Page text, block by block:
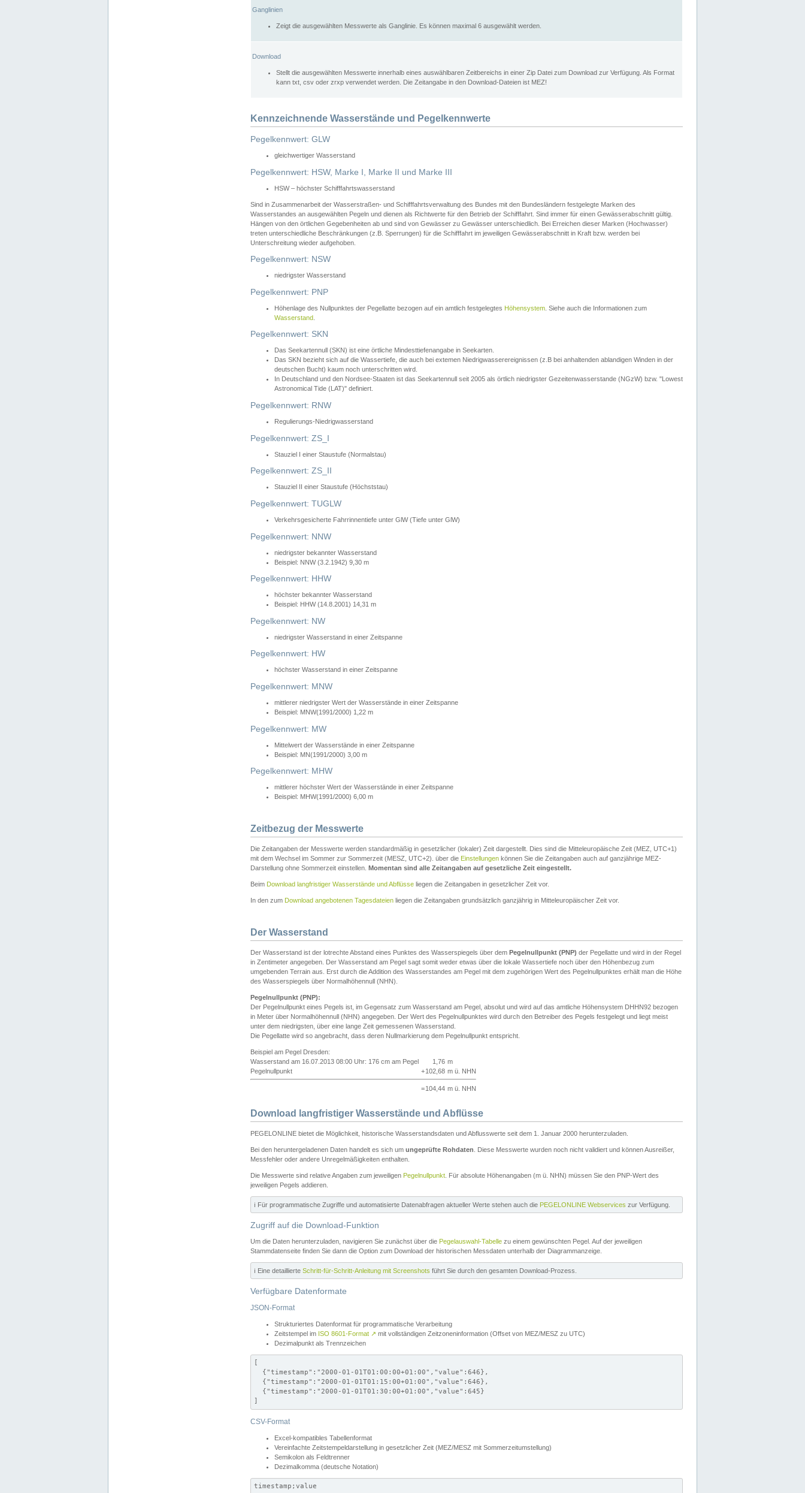
Ganglinien
Zeigt die ausgewählten Messwerte als Ganglinie. Es können maximal 6 ausgewählt werden.
Download
Stellt die ausgewählten Messwerte innerhalb eines auswählbaren Zeitbereichs in einer Zip Datei zum Download zur Verfügung. Als Format
kann txt, csv oder zrxp verwendet werden. Die Zeitangabe in den Download-Dateien ist MEZ!
Kennzeichnende Wasserstände und Pegelkennwerte
Pegelkennwert: GLW
gleichwertiger Wasserstand
Pegelkennwert: HSW, Marke I, Marke II und Marke III
HSW – höchster Schifffahrtswasserstand
Sind in Zusammenarbeit der Wasserstraßen- und Schifffahrtsverwaltung des Bundes mit den Bundesländern festgelegte Marken des
Wasserstandes an ausgewählten Pegeln und dienen als Richtwerte für den Betrieb der Schifffahrt. Sind immer für einen Gewässerabschnitt gültig.
Hängen von den örtlichen Gegebenheiten ab und sind von Gewässer zu Gewässer unterschiedlich. Bei Erreichen dieser Marken (Hochwasser)
treten unterschiedliche Beschränkungen (z.B. Sperrungen) für die Schifffahrt im jeweiligen Gewässerabschnitt in Kraft bzw. werden bei
Unterschreitung wieder aufgehoben.
Pegelkennwert: NSW
niedrigster Wasserstand
Pegelkennwert: PNP
Höhenlage des Nullpunktes der Pegellatte bezogen auf ein amtlich festgelegtes Höhensystem . Siehe auch die Informationen zum
Wasserstand
Pegelkennwert: SKN
Das Seekartennull (SKN) ist eine örtliche Mindesttiefenangabe in Seekarten.
Das SKN bezieht sich auf die Wassertiefe, die auch bei extemen Niedrigwasserereignissen (z.B bei anhaltenden ablandigen Winden in der
deutschen Bucht) kaum noch unterschritten wird.
In Deutschland und den Nordsee-Staaten ist das Seekartennull seit 2005 als örtlich niedrigster Gezeitenwasserstande (NGzW) bzw. "Lowest
Astronomical Tide (LAT)" definiert.
Pegelkennwert: RNW
Regulierungs-Niedrigwasserstand
Pegelkennwert: ZS_I
Stauziel I einer Staustufe (Normalstau)
Pegelkennwert: ZS_II
Stauziel II einer Staustufe (Höchststau)
Pegelkennwert: TUGLW
Verkehrsgesicherte Fahrrinnentiefe unter GlW (Tiefe unter GlW)
Pegelkennwert: NNW
niedrigster bekannter Wasserstand
Beispiel: NNW (3.2.1942) 9,30 m
Pegelkennwert: HHW
höchster bekannter Wasserstand
Beispiel: HHW (14.8.2001) 14,31 m
Pegelkennwert: NW
niedrigster Wasserstand in einer Zeitspanne
Pegelkennwert: HW
höchster Wasserstand in einer Zeitspanne
Pegelkennwert: MNW
mittlerer niedrigster Wert der Wasserstände in einer Zeitspanne
Beispiel: MNW(1991/2000) 1,22 m
Pegelkennwert: MW
Mittelwert der Wasserstände in einer Zeitspanne
Beispiel: MN(1991/2000) 3,00 m
Pegelkennwert: MHW
mittlerer höchster Wert der Wasserstände in einer Zeitspanne
Beispiel: MHW(1991/2000) 6,00 m
Zeitbezug der Messwerte
Die Zeitangaben der Messwerte werden standardmäßig in gesetzlicher (lokaler) Zeit dargestellt. Dies sind die Mitteleuropäische Zeit (MEZ, UTC+1)
mit dem Wechsel im Sommer zur Sommerzeit (MESZ, UTC+2). über die Einstellungen können Sie die Zeitangaben auch auf ganzjährige MEZ-
Darstellung ohne Sommerzeit einstellen. Momentan sind alle Zeitangaben auf gesetzliche Zeit eingestellt.
Beim Download langfristiger Wasserstände und Abflüsse liegen die Zeitangaben in gesetzlicher Zeit vor.
In den zum Download angebotenen Tagesdateien liegen die Zeitangaben grundsätzlich ganzjährig in Mitteleuropäischer Zeit vor.
Der Wasserstand
Der Wasserstand ist der lotrechte Abstand eines Punktes des Wasserspiegels über dem Pegelnullpunkt (PNP) der Pegellatte und wird in der Regel
in Zentimeter angegeben. Der Wasserstand am Pegel sagt somit weder etwas über die lokale Wassertiefe noch über den Höhenbezug zum
umgebenden Terrain aus. Erst durch die Addition des Wasserstandes am Pegel mit dem zugehörigen Wert des Pegelnullpunktes erhält man die Höhe
des Wasserspiegels über Normalhöhennull (NHN).
Pegelnullpunkt (PNP):
Der Pegelnullpunkt eines Pegels ist, im Gegensatz zum Wasserstand am Pegel, absolut und wird auf das amtliche Höhensystem DHHN92 bezogen
in Meter über Normalhöhennull (NHN) angegeben. Der Wert des Pegelnullpunktes wird durch den Betreiber des Pegels festgelegt und liegt meist
unter dem niedrigsten, über eine lange Zeit gemessenen Wasserstand.
Die Pegellatte wird so angebracht, dass deren Nullmarkierung dem Pegelnullpunkt entspricht.
Beispiel am Pegel Dresden:
Wasserstand am 16.07.2013 08:00 Uhr: 176 cm am Pegel
1,76 m
Pegelnullpunkt
+102,68 m ü. NHN
=104,44 m ü. NHN
Download langfristiger Wasserstände und Abflüsse
PEGELONLINE bietet die Möglichkeit, historische Wasserstandsdaten und Abflusswerte seit dem 1. Januar 2000 herunterzuladen.
Bei den heruntergeladenen Daten handelt es sich um ungeprüfte Rohdaten . Diese Messwerte wurden noch nicht validiert und können Ausreißer,
Messfehler oder andere Unregelmäßigkeiten enthalten.
Die Messwerte sind relative Angaben zum jeweiligen Pegelnullpunkt . Für absolute Höhenangaben (m ü. NHN) müssen Sie den PNP-Wert des
jeweiligen Pegels addieren.
ℹ️ Für programmatische Zugriffe und automatisierte Datenabfragen aktueller Werte stehen auch die PEGELONLINE Webservices zur Verfügung.
Zugriff auf die Download-Funktion
Um die Daten herunterzuladen, navigieren Sie zunächst über die Pegelauswahl-Tabelle zu einem gewünschten Pegel. Auf der jeweiligen
Stammdatenseite finden Sie dann die Option zum Download der historischen Messdaten unterhalb der Diagrammanzeige.
ℹ️ Eine detaillierte Schritt-für-Schritt-Anleitung mit Screenshots führt Sie durch den gesamten Download-Prozess.
Verfügbare Datenformate
JSON-Format
Strukturiertes Datenformat für programmatische Verarbeitung
Zeitstempel im ISO 8601-Format ↗ mit vollständigen Zeitzoneninformation (Offset von MEZ/MESZ zu UTC)
Dezimalpunkt als Trennzeichen
[
  {"timestamp":"2000-01-01T01:00:00+01:00","value":646},
  {"timestamp":"2000-01-01T01:15:00+01:00","value":646},
  {"timestamp":"2000-01-01T01:30:00+01:00","value":645}
]
CSV-Format
Excel-kompatibles Tabellenformat
Vereinfachte Zeitstempeldarstellung in gesetzlicher Zeit (MEZ/MESZ mit Sommerzeitumstellung)
Semikolon als Feldtrenner
Dezimalkomma (deutsche Notation)
timestamp;value